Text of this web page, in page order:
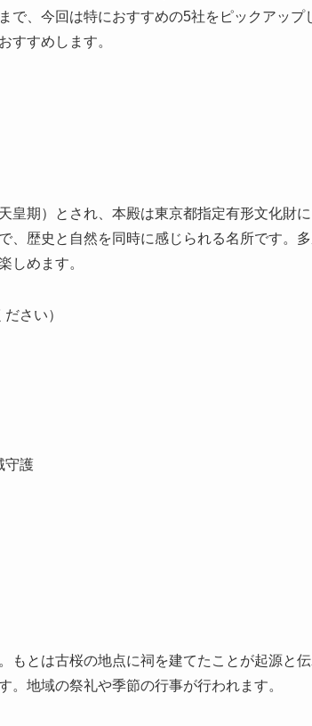
で、今回は特におすすめの5社をピックアップ
すすめします。
皇期）とされ、本殿は東京都指定有形文化財
、歴史と自然を同時に感じられる名所です。
しめます。
さい）
守護
とは古桜の地点に祠を建てたことが起源と伝
地域の祭礼や季節の行事が行われます。